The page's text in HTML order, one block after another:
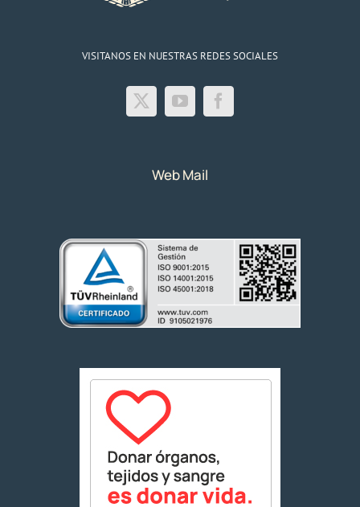
VISITANOS EN NUESTRAS REDES SOCIALES
Web Mail